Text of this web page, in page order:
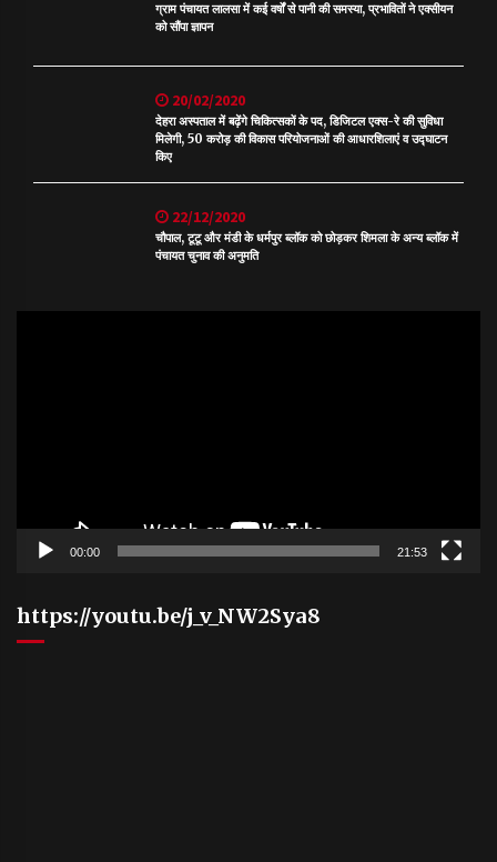
ग्राम पंचायत लालसा में कई वर्षों से पानी की समस्या, प्रभावितों ने एक्सीयन
को सौंपा ज्ञापन
20/02/2020
देहरा अस्पताल में बढ़ेंगे चिकित्सकों के पद, डिजिटल एक्स-रे की सुविधा
मिलेगी, 50 करोड़ की विकास परियोजनाओं की आधारशिलाएं व उद्घाटन
किए
22/12/2020
चौपाल, टूटू और मंडी के धर्मपुर ब्लॉक को छोड़कर शिमला के अन्य ब्लॉक में
पंचायत चुनाव की अनुमति
00:00 21:53
https://youtu.be/j_v_NW2Sya8